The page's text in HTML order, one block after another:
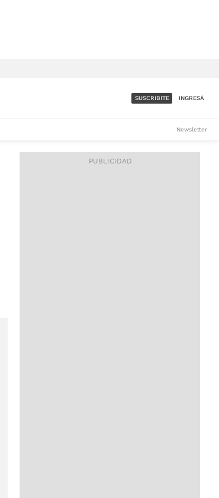
ACCESO FULL - $1.800/MES
SUSCRIBITE INGRESÁ
Newsletter